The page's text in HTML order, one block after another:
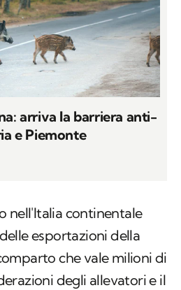
arriva la barriera anti-
e Piemonte
nell'Italia continentale
esportazioni della
che vale milioni di
degli allevatori e il